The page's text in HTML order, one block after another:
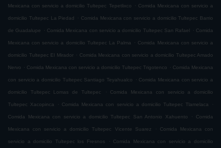
Mexicana con servicio a domicilio Tultepec Tepetlixco . Comida Mexicana con servicio a
domicilio Tultepec La Piedad . Comida Mexicana con servicio a domicilio Tultepec Barrio
de Guadalupe . Comida Mexicana con servicio a domicilio Tultepec San Rafael . Comida
Mexicana con servicio a domicilio Tultepec La Palma . Comida Mexicana con servicio a
domicilio Tultepec El Mirador . Comida Mexicana con servicio a domicilio Tultepec Amado
Nervo . Comida Mexicana con servicio a domicilio Tultepec Trigotenco . Comida Mexicana
con servicio a domicilio Tultepec Santiago Teyahualco . Comida Mexicana con servicio a
domicilio Tultepec Lomas de Tultepec . Comida Mexicana con servicio a domicilio
Tultepec Xacopinca . Comida Mexicana con servicio a domicilio Tultepec Tlamelaca .
Comida Mexicana con servicio a domicilio Tultepec San Antonio Xahuento . Comida
Mexicana con servicio a domicilio Tultepec Vicente Suarez . Comida Mexicana con
servicio a domicilio Tultepec los Fresnos . Comida Mexicana con servicio a domicilio